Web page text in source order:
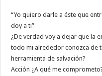
“Yo quiero darle a éste que
doy a ti”
¿De verdad voy a dejar que la
todo mi alrededor conozca de
herramienta de salvación?
Acción ¿A qué me